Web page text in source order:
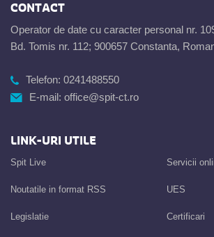
CONTACT
Operator de date cu caracter personal nr.
Bd. Tomis nr. 112; 900657 Constanta,
Telefon: 0241488550
E-mail: office@spit-ct.ro
LINK-URI UTILE
Spit Live
Noutatile in format RSS
Legislatie
Servicii
UES
Certificari